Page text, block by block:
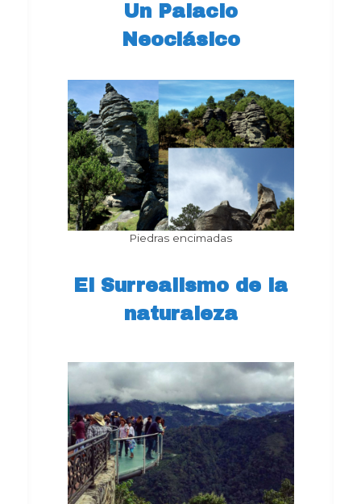
Un Palacio
Neoclásico
Piedras encimadas
El Surrealismo de la
naturaleza